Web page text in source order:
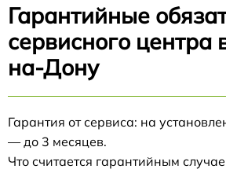
Гарантийные
сервисного центра
на-Дону
Гарантия от сервиса: на
— до 3 месяцев.
Что считается гарантийным